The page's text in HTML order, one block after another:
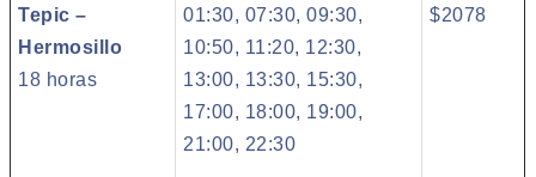
Tepic –
Hermosillo
18 horas
01:30, 07:30, 09:30,
10:50, 11:20, 12:30,
13:00, 13:30, 15:30,
17:00, 18:00, 19:00,
21:00, 22:30
$2078